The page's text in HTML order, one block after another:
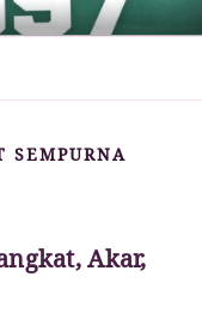
the world – Paul
SEMPURNA
Akar,